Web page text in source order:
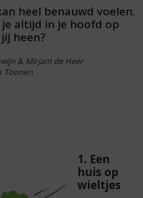
heel benauwd voelen.
altijd in je hoofd op
heen?
& Mirjam de Heer
Toonen
1. Een
huis op
wieltjes